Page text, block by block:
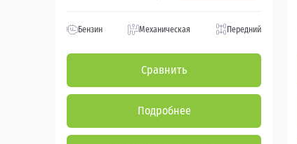
Бензин Механическая Передний
Сравнить
Подробнее